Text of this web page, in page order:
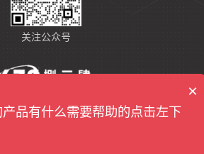
关注公众号
链接： 反无人机设备
捌三肆一信息技术有限公司版权所有
×
品有什么需要帮助的点击左下